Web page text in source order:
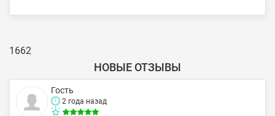
1662
НОВЫЕ ОТЗЫВЫ
Гость
2 года назад